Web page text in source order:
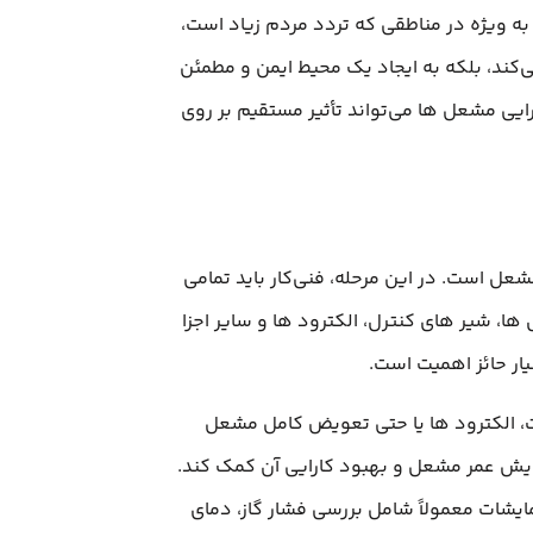
ویژه در مناطقی که تردد مردم زیاد است،
بلکه به ایجاد یک محیط ایمن و مطمئن
مشعل‌ ها می‌تواند تأثیر مستقیم بر روی
است. در این مرحله، فنی‌کار باید تمامی
شیر های کنترل، الکترود ها و سایر اجزا
حائز اهمیت است.
الکترود ها یا حتی تعویض کامل مشعل
عمر مشعل و بهبود کارایی آن کمک کند.
معمولاً شامل بررسی فشار گاز، دمای